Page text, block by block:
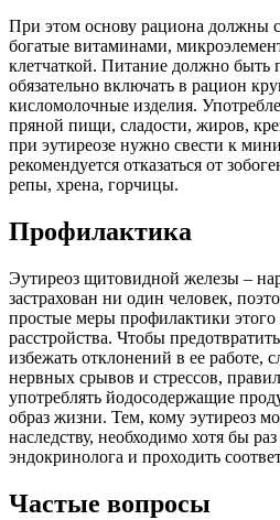
При этом основу рациона должны
богатые витаминами,
клетчаткой. Питание должно
обязательно включать в рацион
кисломолочные изделия.
пряной пищи, сладости, жиров,
при эутиреозе нужно свести к
рекомендуется отказаться от
репы, хрена, горчицы.
Профилактика
Эутиреоз щитовидной железы –
застрахован ни один человек,
простые меры профилактики
расстройства. Чтобы
избежать отклонений в ее работе,
нервных срывов и стрессов,
употреблять йодосодержащие
образ жизни. Тем, кому эутиреоз
наследству, необходимо хотя бы
эндокринолога и проходить
Частые вопросы